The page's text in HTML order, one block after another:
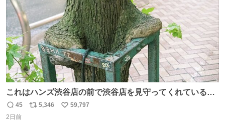
これはハンズ渋谷店の前で渋谷店を見守ってくれている
「くつろ木」。
返
信
45
リ
5,346
い
59,797
2日前